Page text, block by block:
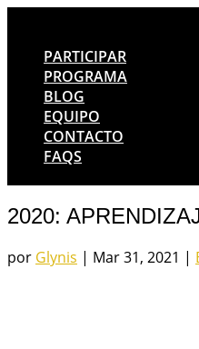
PARTICIPAR
PROGRAMA
BLOG
EQUIPO
CONTACTO
FAQS
2020:
por Glynis | Mar 31, 2021 |